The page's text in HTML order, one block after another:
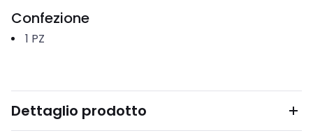
Confezione
1 PZ
Dettaglio prodotto